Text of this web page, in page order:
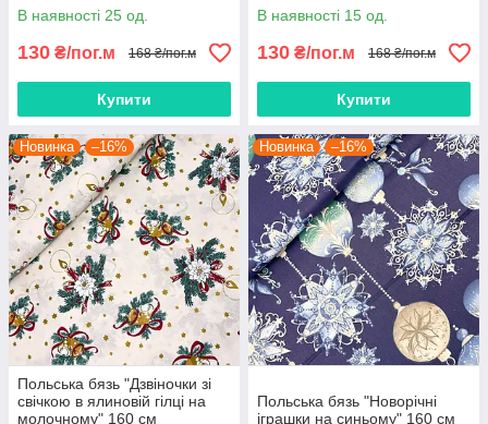
В наявності 25 од.
130 ₴/пог.м 168 ₴/пог.м
Купити
В наявності 15 од.
130 ₴/пог.м 168 ₴/пог.м
Купити
Новинка –16%
Польська бязь "Дзвіночки зі
свічкою в ялиновій гілці на
молочному" 160 см
Новинка –16%
Польська бязь "Новорічні
іграшки на синьому" 160 см